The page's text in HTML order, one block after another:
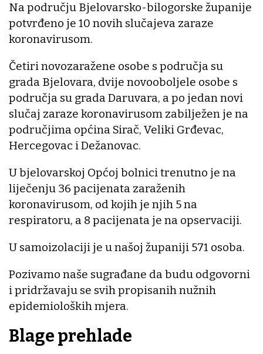
Na području Bjelovarsko-bilogorske županije
potvrđeno je 10 novih slučajeva zaraze
koronavirusom.
Četiri novozaražene osobe s područja su
grada Bjelovara, dvije novooboljele osobe s
područja su grada Daruvara, a po jedan novi
slučaj zaraze koronavirusom zabilježen je na
područjima općina Sirač, Veliki Grđevac,
Hercegovac i Dežanovac.
U bjelovarskoj Općoj bolnici trenutno je na
liječenju 36 pacijenata zaraženih
koronavirusom, od kojih je njih 5 na
respiratoru, a 8 pacijenata je na opservaciji.
U samoizolaciji je u našoj županiji 571 osoba.
Pozivamo naše sugrađane da budu odgovorni
i pridržavaju se svih propisanih nužnih
epidemioloških mjera.
Blage prehlade